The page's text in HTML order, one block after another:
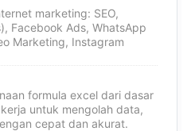
marketing: SEO,
Facebook Ads, WhatsApp
Marketing, Instagram
formula excel dari dasar
untuk mengolah data,
cepat dan akurat.